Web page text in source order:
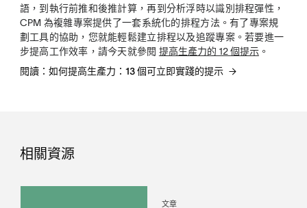
語，到執行前推和後推計算，再到分析浮時以識別排程彈性，
CPM 為複雜專案提供了一套系統化的排程方法。有了專案規
劃工具的協助，您就能輕鬆建立排程以及追蹤專案。若要進一
步提高工作效率，請今天就參閱 提高生產力的 12 個提示。
閱讀：如何提高生產力：13 個可立即實踐的提示
相關資源
文章